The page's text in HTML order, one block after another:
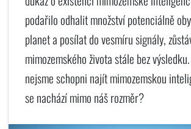
podařilo odhalit množství potenciálně
planet a posílat do vesmíru signály,
mimozemského života stále bez
nejsme schopni najít mimozemskou
se nachází mimo náš rozměr?